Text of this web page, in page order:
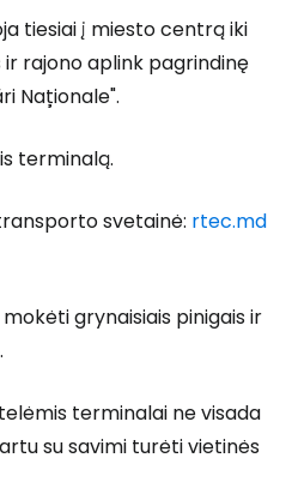
tiesiai į miesto centrą iki
rajono aplink pagrindinę
Naționale".
terminalą.
svetainė: rtec.md
grynaisiais pinigais ir
terminalai ne visada
su savimi turėti vietinės